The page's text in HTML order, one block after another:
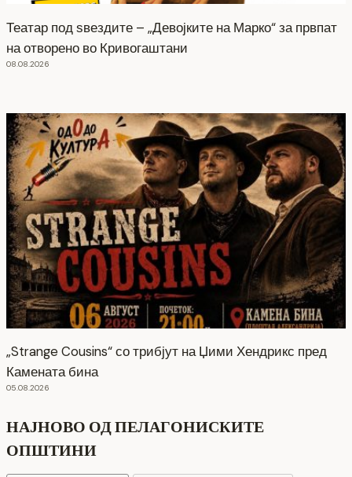
Театар под ѕвездите – „Девојките на Марко“ за првпат
на отворено во Кривогаштани
08.08.2026
„Strange Cousins“ со трибјут на Џими Хендрикс пред
Камената бина
05.08.2026
НАЈНОВО ОД ПЕЛАГОНИСКИТЕ
ОПШТИНИ